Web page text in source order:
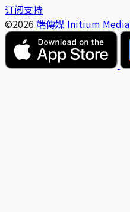
订阅支持
©2026 端傳媒 Initium Media